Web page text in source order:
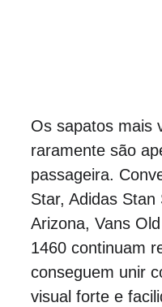
Os sapatos mais
raramente são
passageira.
Star, Adidas
Arizona, Vans
1460 continuam
conseguem unir
visual forte e